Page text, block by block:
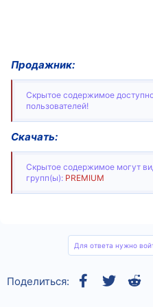
Продажник:
Скрытое содержимое
пользователей!
Скачать:
Скрытое содержимое могут
групп(ы): PREMIUM
Для ответа нужно
Поделиться: Facebook
Twitter